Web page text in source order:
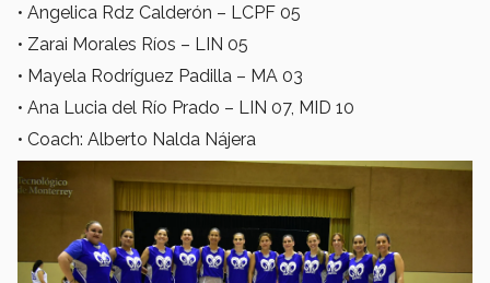
• Angelica Rdz Calderón – LCPF 05
• Zarai Morales Ríos – LIN 05
• Mayela Rodríguez Padilla – MA 03
• Ana Lucia del Río Prado – LIN 07, MID 10
• Coach: Alberto Nalda Nájera